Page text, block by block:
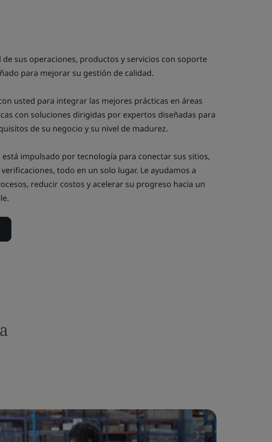
de sus operaciones, productos y servicios con soporte
para mejorar su gestión de calidad.
usted para integrar las mejores prácticas en áreas
con soluciones dirigidas por expertos diseñadas para
de su negocio y su nivel de madurez.
impulsado por tecnología para conectar sus sitios,
todo en un solo lugar. Le ayudamos a
reducir costos y acelerar su progreso hacia un